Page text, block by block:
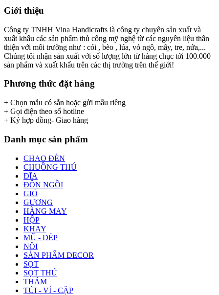
Giới thiệu
Công ty TNHH Vina Handicrafts là công ty chuyên sản xuất và
xuất khẩu các sản phẩm thủ công mỹ nghệ từ các nguyên liệu thân
thiện với môi trường như : cói , bèo , lúa, vỏ ngô, mây, tre, nứa,...
Chúng tôi nhận sản xuất với số lượng lớn từ hàng chục tới 100.000
sản phẩm và xuất khẩu trên các thị trường trên thế giới!
Phương thức đặt hàng
+ Chọn mẫu có sẵn hoặc gửi mẫu riêng
+ Gọi điện theo số hotline
+ Ký hợp đồng- Giao hàng
Danh mục sản phẩm
CHAO ĐÈN
CHUỒNG THÚ
ĐĨA
ĐÔN NGỒI
GIỎ
GƯƠNG
HÀNG MAY
HỘP
KHAY
MŨ - DÉP
NÔI
SẢN PHẨM DECOR
SỌT
SỌT THÚ
THẢM
TÚI - VÍ - CẶP